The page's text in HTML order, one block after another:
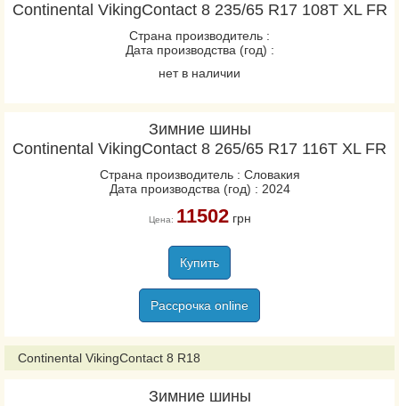
Continental VikingContact 8 235/65 R17 108T XL FR
Страна производитель :
Дата производства (год) :
нет в наличии
Зимние шины
Continental VikingContact 8 265/65 R17 116T XL FR
Страна производитель : Словакия
Дата производства (год) : 2024
Цена: 11502грн
Купить
Рассрочка online
Continental VikingContact 8 R18
Зимние шины